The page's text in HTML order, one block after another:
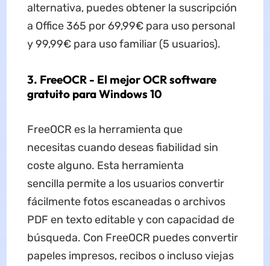
alternativa, puedes obtener la suscripción
a Office 365 por 69,99€ para uso personal
y 99,99€ para uso familiar (5 usuarios).
3. FreeOCR - El mejor OCR software
gratuito para Windows 10
FreeOCR es la herramienta que
necesitas cuando deseas fiabilidad sin
coste alguno. Esta herramienta
sencilla permite a los usuarios convertir
fácilmente fotos escaneadas o archivos
PDF en texto editable y con capacidad de
búsqueda. Con FreeOCR puedes convertir
papeles impresos, recibos o incluso viejas